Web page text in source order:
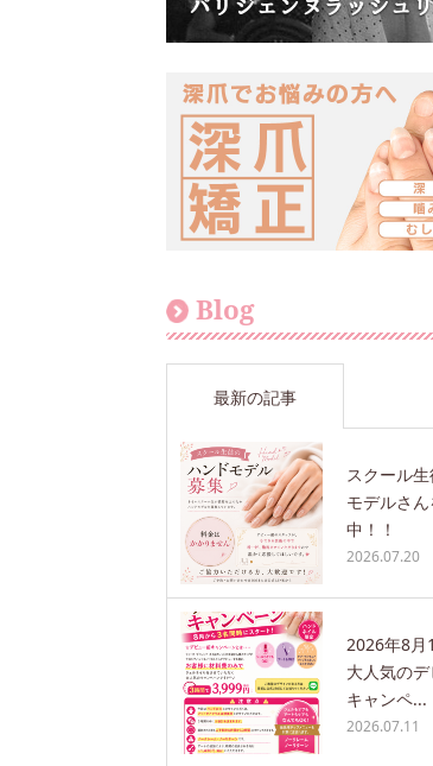
Blog
最新の記事
スクール
モデルさ
中！！
2026.07.20
2026年8月
大人気の
キャンペ...
2026.07.11